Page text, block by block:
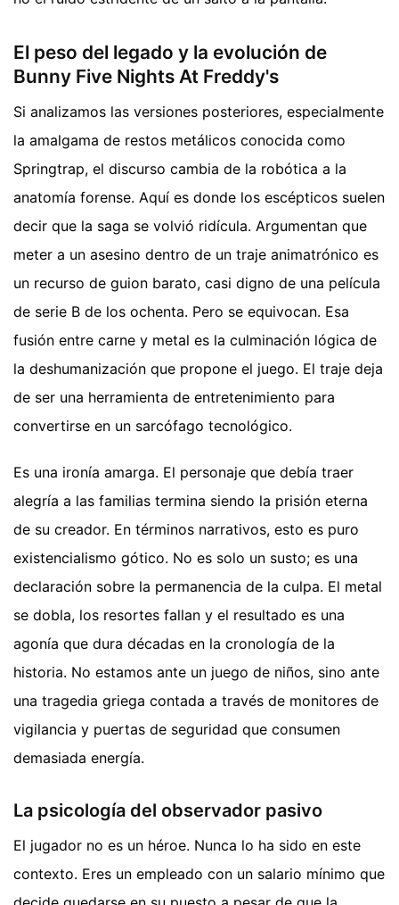
El peso del legado y la evolución de
Bunny Five Nights At Freddy's
Si analizamos las versiones posteriores, especialmente
la amalgama de restos metálicos conocida como
Springtrap, el discurso cambia de la robótica a la
anatomía forense. Aquí es donde los escépticos suelen
decir que la saga se volvió ridícula. Argumentan que
meter a un asesino dentro de un traje animatrónico es
un recurso de guion barato, casi digno de una película
de serie B de los ochenta. Pero se equivocan. Esa
fusión entre carne y metal es la culminación lógica de
la deshumanización que propone el juego. El traje deja
de ser una herramienta de entretenimiento para
convertirse en un sarcófago tecnológico.
Es una ironía amarga. El personaje que debía traer
alegría a las familias termina siendo la prisión eterna
de su creador. En términos narrativos, esto es puro
existencialismo gótico. No es solo un susto; es una
declaración sobre la permanencia de la culpa. El metal
se dobla, los resortes fallan y el resultado es una
agonía que dura décadas en la cronología de la
historia. No estamos ante un juego de niños, sino ante
una tragedia griega contada a través de monitores de
vigilancia y puertas de seguridad que consumen
demasiada energía.
La psicología del observador pasivo
El jugador no es un héroe. Nunca lo ha sido en este
contexto. Eres un empleado con un salario mínimo que